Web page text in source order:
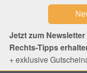
Jetzt zum
Rechts-Tipps
+ exklusive